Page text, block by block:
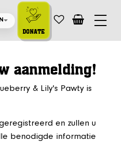
DONATE
aanmelding!
& Lily's Pawty is
en zullen u
benodigde informatie